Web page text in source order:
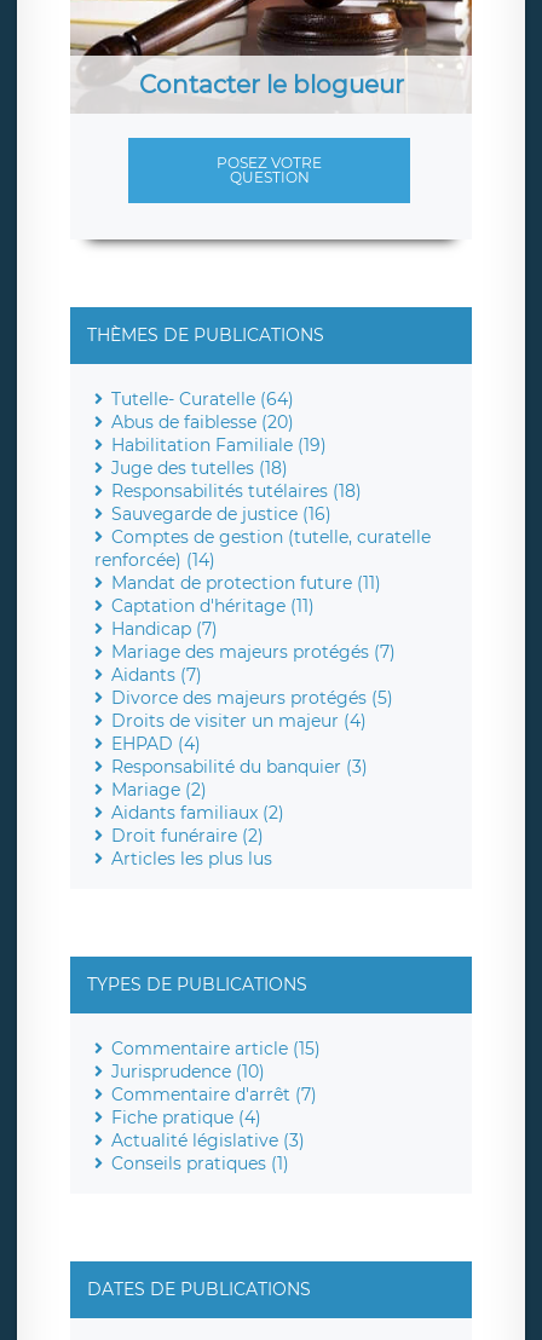
Contacter le blogueur
POSEZ VOTRE
QUESTION
THÈMES DE PUBLICATIONS
Tutelle- Curatelle (64)
Abus de faiblesse (20)
Habilitation Familiale (19)
Juge des tutelles (18)
Responsabilités tutélaires (18)
Sauvegarde de justice (16)
Comptes de gestion (tutelle, curatelle
renforcée) (14)
Mandat de protection future (11)
Captation d'héritage (11)
Handicap (7)
Mariage des majeurs protégés (7)
Aidants (7)
Divorce des majeurs protégés (5)
Droits de visiter un majeur (4)
EHPAD (4)
Responsabilité du banquier (3)
Mariage (2)
Aidants familiaux (2)
Droit funéraire (2)
Articles les plus lus
TYPES DE PUBLICATIONS
Commentaire article (15)
Jurisprudence (10)
Commentaire d'arrêt (7)
Fiche pratique (4)
Actualité législative (3)
Conseils pratiques (1)
DATES DE PUBLICATIONS